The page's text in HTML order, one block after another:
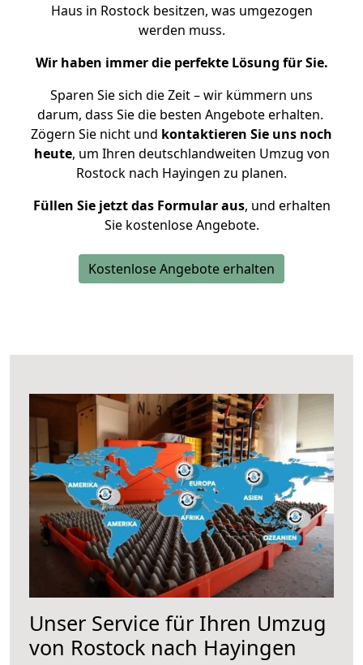
Haus in Rostock besitzen, was umgezogen
werden muss.
Wir haben immer die perfekte Lösung für Sie.
Sparen Sie sich die Zeit – wir kümmern uns
darum, dass Sie die besten Angebote erhalten.
Zögern Sie nicht und kontaktieren Sie uns noch
heute, um Ihren deutschlandweiten Umzug von
Rostock nach Hayingen zu planen.
Füllen Sie jetzt das Formular aus, und erhalten
Sie kostenlose Angebote.
Kostenlose Angebote erhalten
Unser Service für Ihren Umzug
von Rostock nach Hayingen